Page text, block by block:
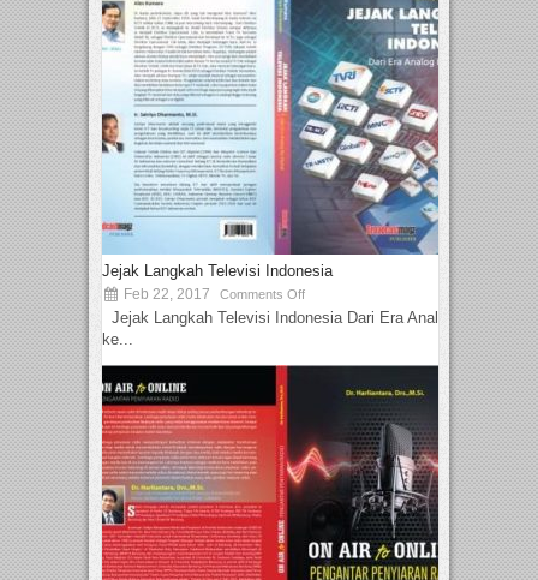
Jejak Langkah Televisi Indonesia
Feb 22, 2017 Comments Off
Jejak Langkah Televisi Indonesia Dari Era Analog
ke...